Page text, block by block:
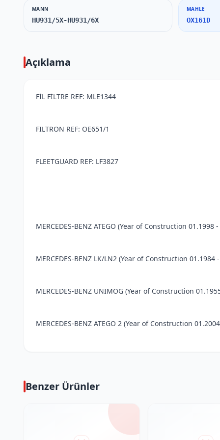
MANN
HU931/5X-HU931/6X
MAHLE
OX161D
Açıklama
FİL FİLTRE REF: MLE1344
FILTRON REF: OE651/1
FLEETGUARD REF: LF3827
MERCEDES-BENZ ATEGO (Year of Construction 01.1998
MERCEDES-BENZ LK/LN2 (Year of Construction 01.1984
MERCEDES-BENZ UNIMOG (Year of Construction
MERCEDES-BENZ ATEGO 2 (Year of Construction
Benzer Ürünler